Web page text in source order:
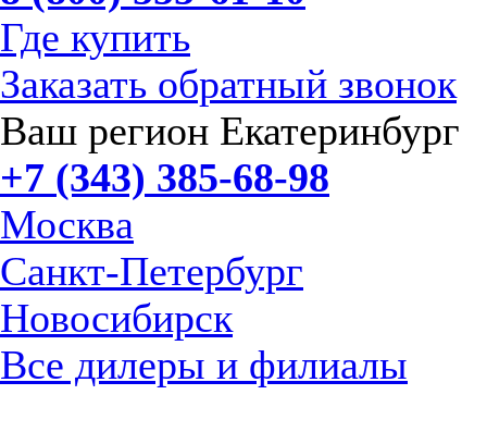
Где купить
Заказать обратный звонок
Ваш регион Екатеринбург
+7 (343) 385-68-98
Москва
Санкт-Петербург
Новосибирск
Все дилеры и филиалы